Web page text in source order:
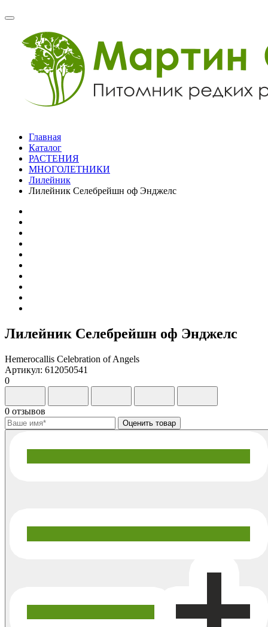
Главная
Каталог
РАСТЕНИЯ
МНОГОЛЕТНИКИ
Лилейник
Лилейник Селебрейшн оф Энджелс
Лилейник Селебрейшн оф Энджелс
Hemerocallis Celebration of Angels
Артикул: 612050541
0
0 отзывов